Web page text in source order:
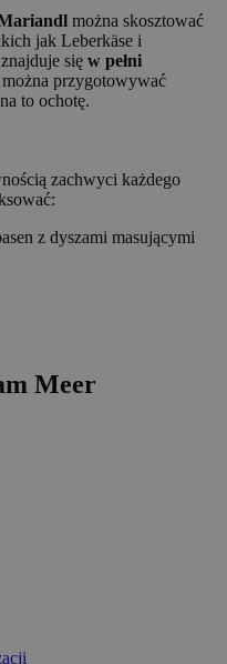
można skosztować
jak Leberkäse i
się w pełni
przygotowywać
to ochotę.
zachwyci każdego
z dyszami masującymi
Meer